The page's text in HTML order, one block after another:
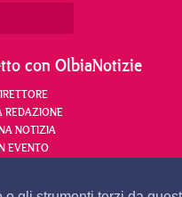
con OlbiaNotizie
REDAZIONE
NOTIZIA
EVENTO